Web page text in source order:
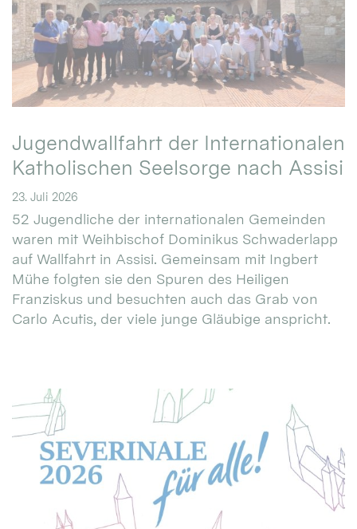
Jugendwallfahrt der Internationalen
Katholischen Seelsorge nach Assisi
23. Juli 2026
52 Jugendliche der internationalen Gemeinden
waren mit Weihbischof Dominikus Schwaderlapp
auf Wallfahrt in Assisi. Gemeinsam mit Ingbert
Mühe folgten sie den Spuren des Heiligen
Franziskus und besuchten auch das Grab von
Carlo Acutis, der viele junge Gläubige anspricht.